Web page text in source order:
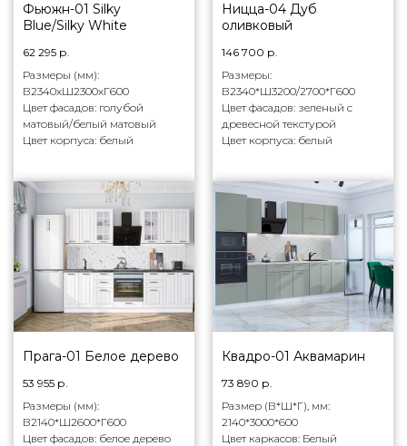
Фьюжн-01 Silky
Blue/Silky White
62 295 р.
Размеры (мм):
В2340xШ2300xГ600
Цвет фасадов: голубой
матовый/белый матовый
Цвет корпуса: белый
Ницца-04 Дуб
оливковый
146 700 р.
Размеры:
В2340*Ш3200/2700*Г600
Цвет фасадов: зеленый с
древесной текстурой
Цвет корпуса: белый
Прага-01 Белое дерево
53 955 р.
Размеры (мм):
В2140*Ш2600*Г600
Цвет фасадов: белое дерево
Квадро-01 Аквамарин
73 890 р.
Размер (В*Ш*Г), мм:
2140*3000*600
Цвет каркасов: Белый